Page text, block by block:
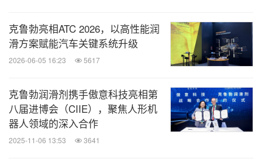
专用产品，能够提供值得信赖的性能保障。
4.滚柱丝杆：高精度直线传动的润滑解决方案
滚柱丝杆与人形机器人关机紧密相连，是助力其实现
灵活运动、完成姿态控制的关键部件之一。在数控机
床、自动化产线中，滚柱丝杆也承担着精密定位任
克鲁勃亮相ATC 2026，以高性能润
滑方案赋能汽车关键系统升级
2026-06-05 16:23 5617
克鲁勃润滑剂携手傲意科技亮相第
八届进博会（CIIE），聚焦人形机
器人领域的深入合作
2025-11-06 13:53 3641